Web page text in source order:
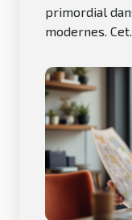
primordial
modernes.